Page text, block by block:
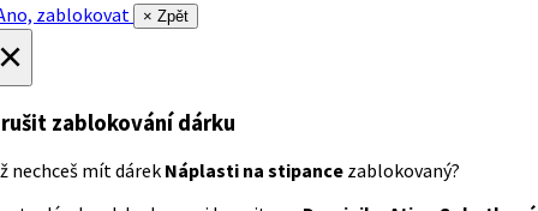
zablokovat
× Zpět
zablokování dárku
nechceš mít dárek Náplasti na stipance zablokovaný?